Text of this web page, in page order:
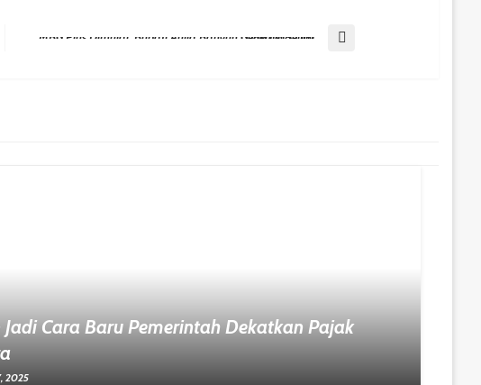
Next Post MBG Plus Dimulai, Bupati Aulia Bangun Generasi Sehat Dari Usia Dini
Cara Baru Pemerintah Dekatkan Pajak
2025